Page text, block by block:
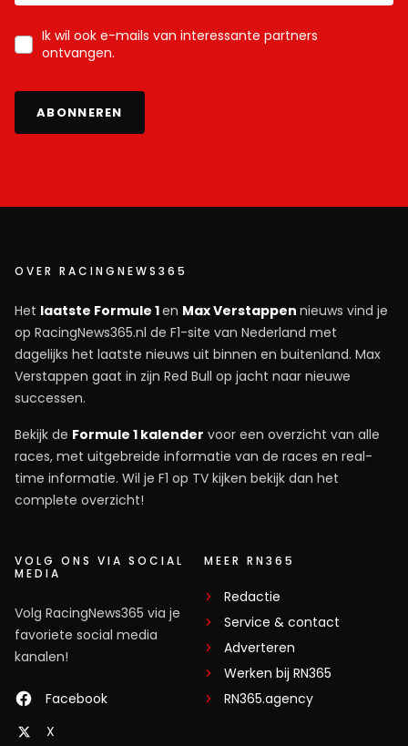
Ik wil ook e-mails van interessante partners
ontvangen.
ABONNEREN
OVER RACINGNEWS365
Het laatste Formule 1en Max Verstappen nieuws vind je
op RacingNews365.nl de F1-site van Nederland met
dagelijks het laatste nieuws uit binnen en buitenland. Max
Verstappen gaat in zijn Red Bull op jacht naar nieuwe
successen.
Bekijk de Formule 1 kalender voor een overzicht van alle
races, met uitgebreide informatie van de races en real-
time informatie. Wil je F1 op TV kijken bekijk dan het
complete overzicht!
VOLG ONS VIA SOCIAL
MEDIA
Volg RacingNews365 via je
favoriete social media
kanalen!
Facebook
X
MEER RN365
Redactie
Service & contact
Adverteren
Werken bij RN365
RN365.agency